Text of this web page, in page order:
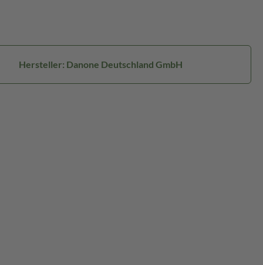
Hersteller: Danone Deutschland GmbH